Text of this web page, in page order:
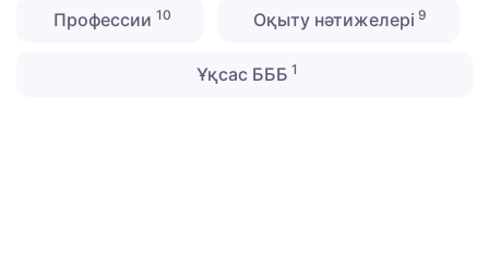
Профессии 10 Оқыту нәтижелері 9
Ұқсас БББ 1